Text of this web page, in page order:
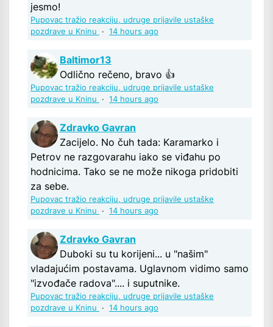
jesmo!
Pupovac tražio reakciju, udruge prijavile ustaške
pozdrave u Kninu
· 14 hours ago
Baltimor13
Odlično rečeno, bravo 👍
Pupovac tražio reakciju, udruge prijavile ustaške
pozdrave u Kninu
· 14 hours ago
Zdravko Gavran
Zacijelo. No čuh tada: Karamarko i
Petrov ne razgovarahu iako se viđahu po
hodnicima. Tako se ne može nikoga pridobiti
za sebe.
Pupovac tražio reakciju, udruge prijavile ustaške
pozdrave u Kninu
· 14 hours ago
Zdravko Gavran
Duboki su tu korijeni... u "našim"
vladajućim postavama. Uglavnom vidimo samo
"izvođače radova".... i suputnike.
Pupovac tražio reakciju, udruge prijavile ustaške
pozdrave u Kninu
· 14 hours ago